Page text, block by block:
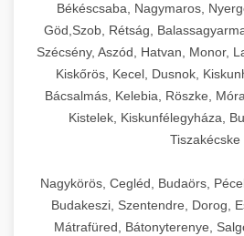
Békéscsaba, Nagymaros,
Göd,Szob, Rétság,
Szécsény, Aszód, Hatvan, Monor,
Kiskőrös, Kecel, Dusnok,
Bácsalmás, Kelebia, Röszke,
Kistelek, Kiskunfélegyháza,
Tiszakécske
Nagykörös, Cegléd, Budaörs,
Budakeszi, Szentendre, Dorog,
Mátrafüred, Bátonyterenye,